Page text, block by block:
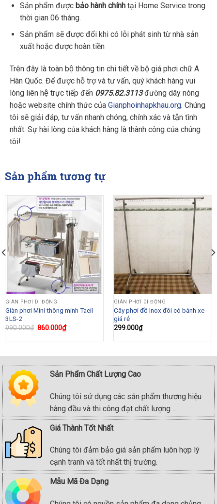
Sản phẩm được bảo hành chính tại Home Service trong
thời gian 06 tháng.
Sản phẩm sẽ được đổi khi có lỗi phát sinh từ nhà sản
xuất hoặc được hoàn tiền
Trên đây là toàn bộ thông tin chi tiết về bộ giá phơi chữ A
Hàn Quốc. Để được hỗ trợ và tư vấn, quý khách hàng vui
lòng liên hệ trực tiếp đến 0975.82.3113đường dây nóng
hoặc website chính thức của Gianphoinhapkhau.org. Chúng
tôi sẽ giải đáp, tư vấn nhanh chóng, chính xác và tận tình
nhất. Sự hài lòng của khách hàng là thành công của chúng
tôi!
Sản phẩm tương tự
GIÀN PHƠI DI ĐỘNG
Giàn phơi Mini thông minh Taeil
3LS-2
990.000₫ Original
was:
860.000₫Current
price
is:
GIÀN PHƠI DI ĐỘNG
Cây phơi đồ Inox đôi có bánh xe
giá rẻ
299.000₫
Sản Phẩm Chất Lượng Cao
Chúng tôi sử dụng các sản phẩm thương hiệu
hàng đầu và thi công đạt chất lượng ...
Giá Thành Tốt Nhất
Chúng tôi đảm bảo giá sản phẩm luôn hợp lý
cạnh tranh và tốt nhất thị trường.
Mẫu Mã Đa Dạng